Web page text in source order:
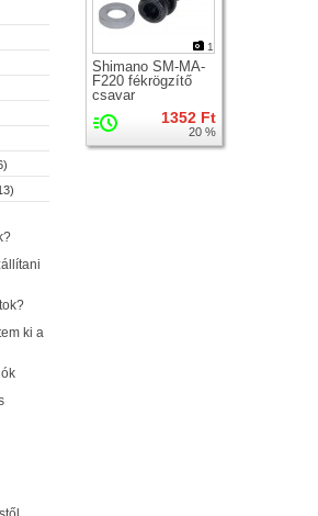
ki a
1
Shimano SM-MA-
F220 fékrögzítő
csavar
1352 Ft
20 %